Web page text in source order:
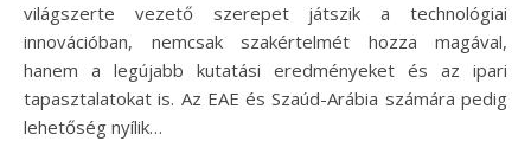
világszerte vezető szerepet játszik a technológiai
innovációban, nemcsak szakértelmét hozza magával,
hanem a legújabb kutatási eredményeket és az ipari
tapasztalatokat is. Az EAE és Szaúd-Arábia számára pedig
lehetőség nyílik…